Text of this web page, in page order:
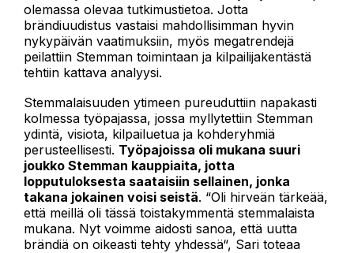
olemassa olevaa tutkimustietoa. Jotta
brändiuudistus vastaisi mahdollisimman hyvin
nykypäivän vaatimuksiin, myös megatrendejä
peilattiin Stemman toimintaan ja kilpailijakentästä
tehtiin kattava analyysi.
Stemmalaisuuden ytimeen pureuduttiin napakasti
kolmessa työpajassa, jossa myllytettiin Stemman
ydintä, visiota, kilpailuetua ja kohderyhmiä
perusteellisesti. Työpajoissa oli mukana suuri
joukko Stemman kauppiaita, jotta
lopputuloksesta saataisiin sellainen, jonka
takana jokainen voisi seistä. “Oli hirveän tärkeää,
että meillä oli tässä toistakymmentä stemmalaista
mukana. Nyt voimme aidosti sanoa, että uutta
brändiä on oikeasti tehty yhdessä“, Sari toteaa